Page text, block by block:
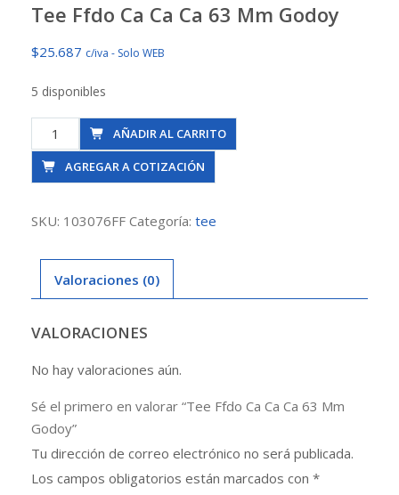
Tee Ffdo Ca Ca Ca 63 Mm Godoy
$25.687 c/iva - Solo WEB
5 disponibles
Tee
Ffdo
Ca
Ca
Mm
Godoy
AÑADIR AL CARRITO
AGREGAR A COTIZACIÓN
SKU: 103076FF Categoría: tee
Valoraciones (0)
VALORACIONES
No hay valoraciones aún.
Sé el primero en valorar “Tee Ffdo Ca Ca Ca 63 Mm
Godoy”
Tu dirección de correo electrónico no será publicada.
Los campos obligatorios están marcados con *